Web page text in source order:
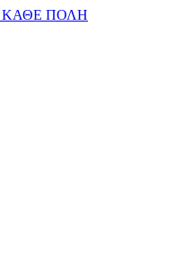
ΚΑΘΕ ΠΟΛΗ